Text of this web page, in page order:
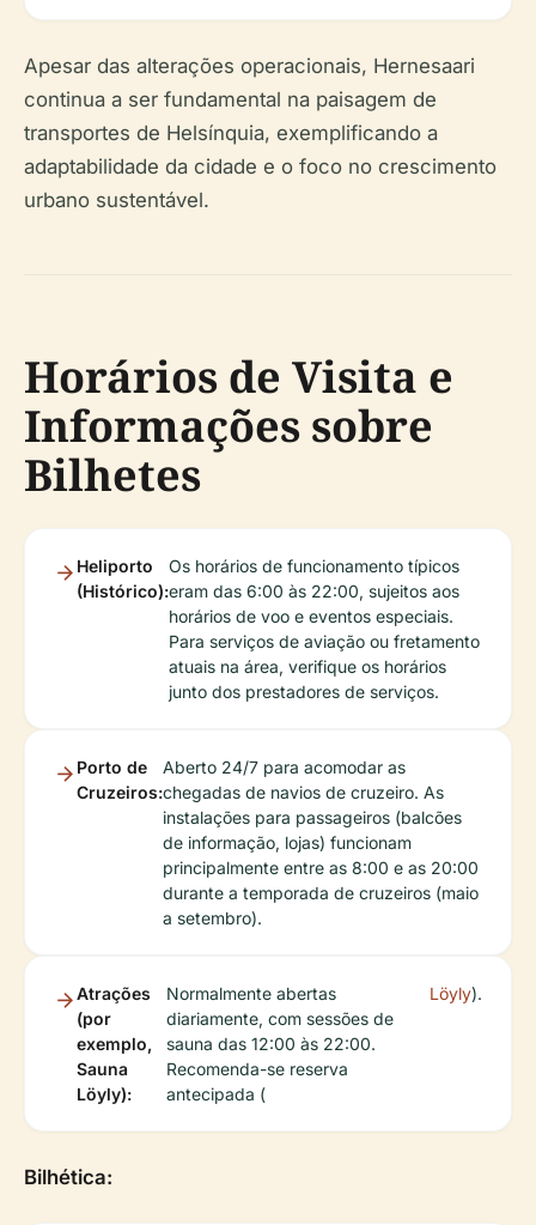
Apesar das alterações operacionais, Hernesaari
continua a ser fundamental na paisagem de
transportes de Helsínquia, exemplificando a
adaptabilidade da cidade e o foco no crescimento
urbano sustentável.
Horários de Visita e
Informações sobre
Bilhetes
Heliporto
(Histórico):
Os horários de funcionamento típicos
eram das 6:00 às 22:00, sujeitos aos
horários de voo e eventos especiais.
Para serviços de aviação ou fretamento
atuais na área, verifique os horários
junto dos prestadores de serviços.
Porto de
Cruzeiros:
Aberto 24/7 para acomodar as
chegadas de navios de cruzeiro. As
instalações para passageiros (balcões
de informação, lojas) funcionam
principalmente entre as 8:00 e as 20:00
durante a temporada de cruzeiros (maio
a setembro).
Atrações
(por
exemplo,
Sauna
Löyly):
Normalmente abertas
diariamente, com sessões de
sauna das 12:00 às 22:00.
Recomenda-se reserva
antecipada (
Löyly).
Bilhética: